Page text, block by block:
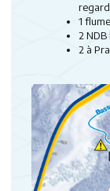
1
2
2 à